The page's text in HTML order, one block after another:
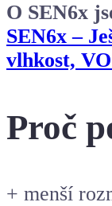
O SEN6x
SEN6x –
vlhkost,
Proč
+ menší